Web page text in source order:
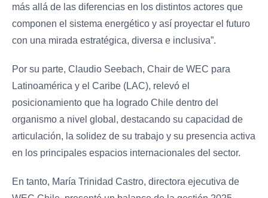
más allá de las diferencias en los distintos actores que
componen el sistema energético y así proyectar el futuro
con una mirada estratégica, diversa e inclusiva”.
Por su parte, Claudio Seebach, Chair de WEC para
Latinoamérica y el Caribe (LAC), relevó el
posicionamiento que ha logrado Chile dentro del
organismo a nivel global, destacando su capacidad de
articulación, la solidez de su trabajo y su presencia activa
en los principales espacios internacionales del sector.
En tanto, María Trinidad Castro, directora ejecutiva de